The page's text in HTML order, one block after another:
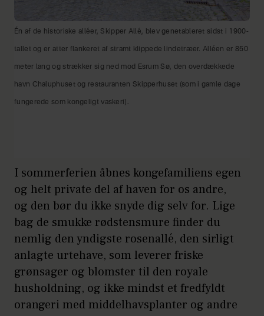
Én af de historiske alléer, Skipper Allé, blev genetableret sidst i 1900-
tallet og er atter flankeret af stramt klippede lindetræer. Alléen er 850
meter lang og strækker sig ned mod Esrum Sø, den overdækkede
havn Chaluphuset og restauranten Skipperhuset (som i gamle dage
fungerede som kongeligt vaskeri).
I sommerferien åbnes kongefamiliens egen
og helt private del af haven for os andre,
og den bør du ikke snyde dig selv for. Lige
bag de smukke rødstensmure finder du
nemlig den yndigste rosenallé, den sirligt
anlagte urtehave, som leverer friske
grønsager og blomster til den royale
husholdning, og ikke mindst et fredfyldt
orangeri med middelhavsplanter og andre